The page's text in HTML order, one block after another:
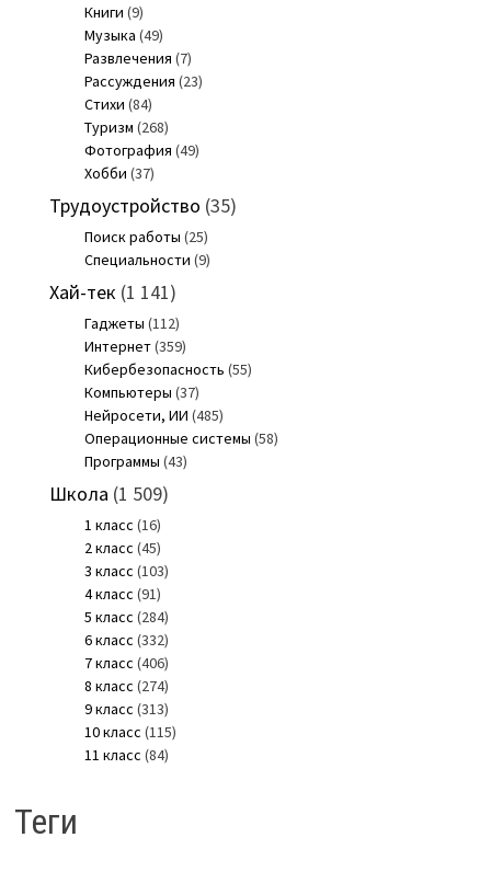
Книги (9)
Музыка (49)
Развлечения (7)
Рассуждения (23)
Стихи (84)
Туризм (268)
Фотография (49)
Хобби (37)
Трудоустройство (35)
Поиск работы (25)
Специальности (9)
Хай-тек (1 141)
Гаджеты (112)
Интернет(359)
Кибербезопасность (55)
Компьютеры (37)
Нейросети, ИИ (485)
Операционные системы (58)
Программы (43)
Школа (1 509)
1 класс (16)
2 класс (45)
3 класс (103)
4 класс (91)
5 класс (284)
6 класс (332)
7 класс (406)
8 класс (274)
9 класс (313)
10 класс (115)
11 класс (84)
Теги